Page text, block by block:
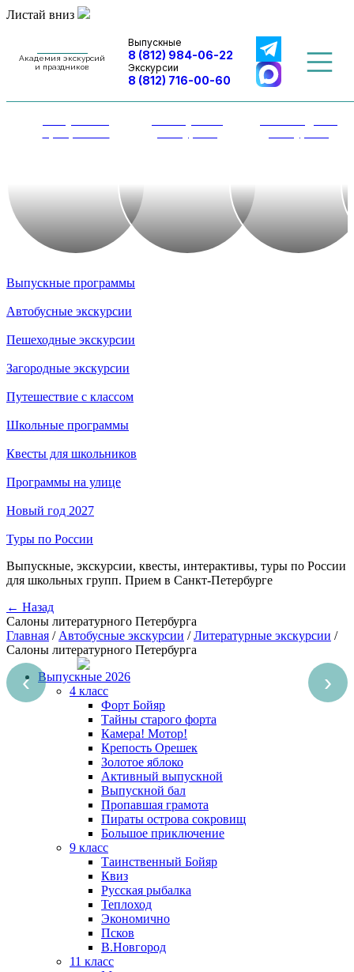
Листай вниз
Академия экскурсий
и праздников
Выпускные
8 (812) 984-06-22
Экскурсии
8 (812) 716-00-60
Выпускные программы
Автобусные экскурсии
Пешеходные экскурсии
Загородные экскурсии
Путешествие с классом
Школьные программы
Квесты для школьников
Программы на улице
Новый год 2027
Туры по России
Выпускные, экскурсии, квесты, интерактивы, туры по России
для школьных групп. Прием в Санкт-Петербурге
← Назад
Салоны литературного Петербурга
Главная / Автобусные экскурсии / Литературные экскурсии /
Салоны литературного Петербурга
‹ ›
Выпускные 2026
4 класс
Форт Бойяр
Тайны старого форта
Камера! Мотор!
Крепость Орешек
Золотое яблоко
Активный выпускной
Выпускной бал
Пропавшая грамота
Пираты острова сокровищ
Большое приключение
9 класс
Таинственный Бойяр
Квиз
Русская рыбалка
Теплоход
Экономично
Псков
В.Новгород
11 класс